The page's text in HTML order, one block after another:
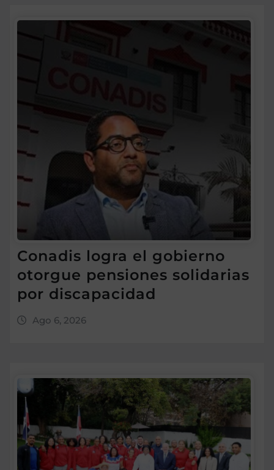
Conadis logra el gobierno
otorgue pensiones solidarias
por discapacidad
Ago 6, 2026